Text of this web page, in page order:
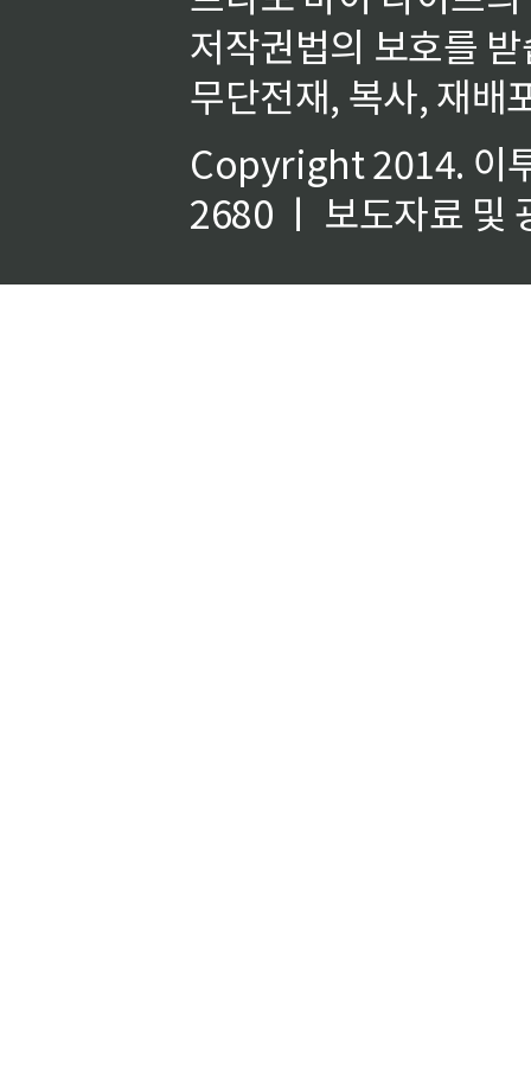
저작권법의 보호를
무단전재, 복사, 재배
Copyright 2014. 이
2680 ㅣ 보도자료